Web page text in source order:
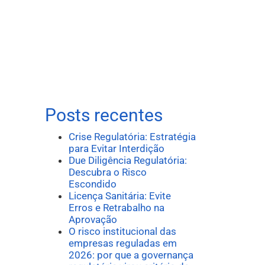
Posts recentes
Crise Regulatória: Estratégia
para Evitar Interdição
Due Diligência Regulatória:
Descubra o Risco
Escondido
Licença Sanitária: Evite
Erros e Retrabalho na
Aprovação
O risco institucional das
empresas reguladas em
2026: por que a governança